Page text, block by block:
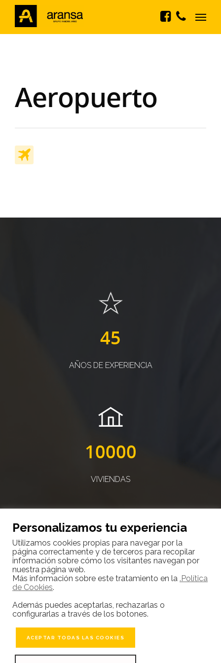
Aeropuerto
45
AÑOS DE EXPERIENCIA
10000
VIVIENDAS
10000
Personalizamos tu experiencia
Utilizamos cookies propias para navegar por la
página correctamente y de terceros para recopilar
información sobre cómo los visitantes navegan por
nuestra página web.
Más información sobre este tratamiento en la .Política
de Cookies.
Además puedes aceptarlas, rechazarlas o
configurarlas a través de los botones.
ACEPTAR TODAS LAS COOKIES